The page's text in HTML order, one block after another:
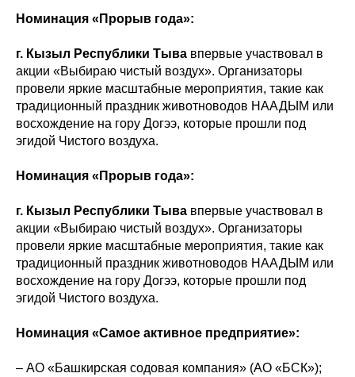
Номинация «Прорыв года»:
г. Кызыл Республики Тыва впервые участвовал в
акции «Выбираю чистый воздух». Организаторы
провели яркие масштабные мероприятия, такие как
традиционный праздник животноводов НААДЫМ или
восхождение на гору Догээ, которые прошли под
эгидой Чистого воздуха.
Номинация «Прорыв года»:
г. Кызыл Республики Тыва впервые участвовал в
акции «Выбираю чистый воздух». Организаторы
провели яркие масштабные мероприятия, такие как
традиционный праздник животноводов НААДЫМ или
восхождение на гору Догээ, которые прошли под
эгидой Чистого воздуха.
Номинация «Самое активное предприятие»:
– АО «Башкирская содовая компания» (АО «БСК»);